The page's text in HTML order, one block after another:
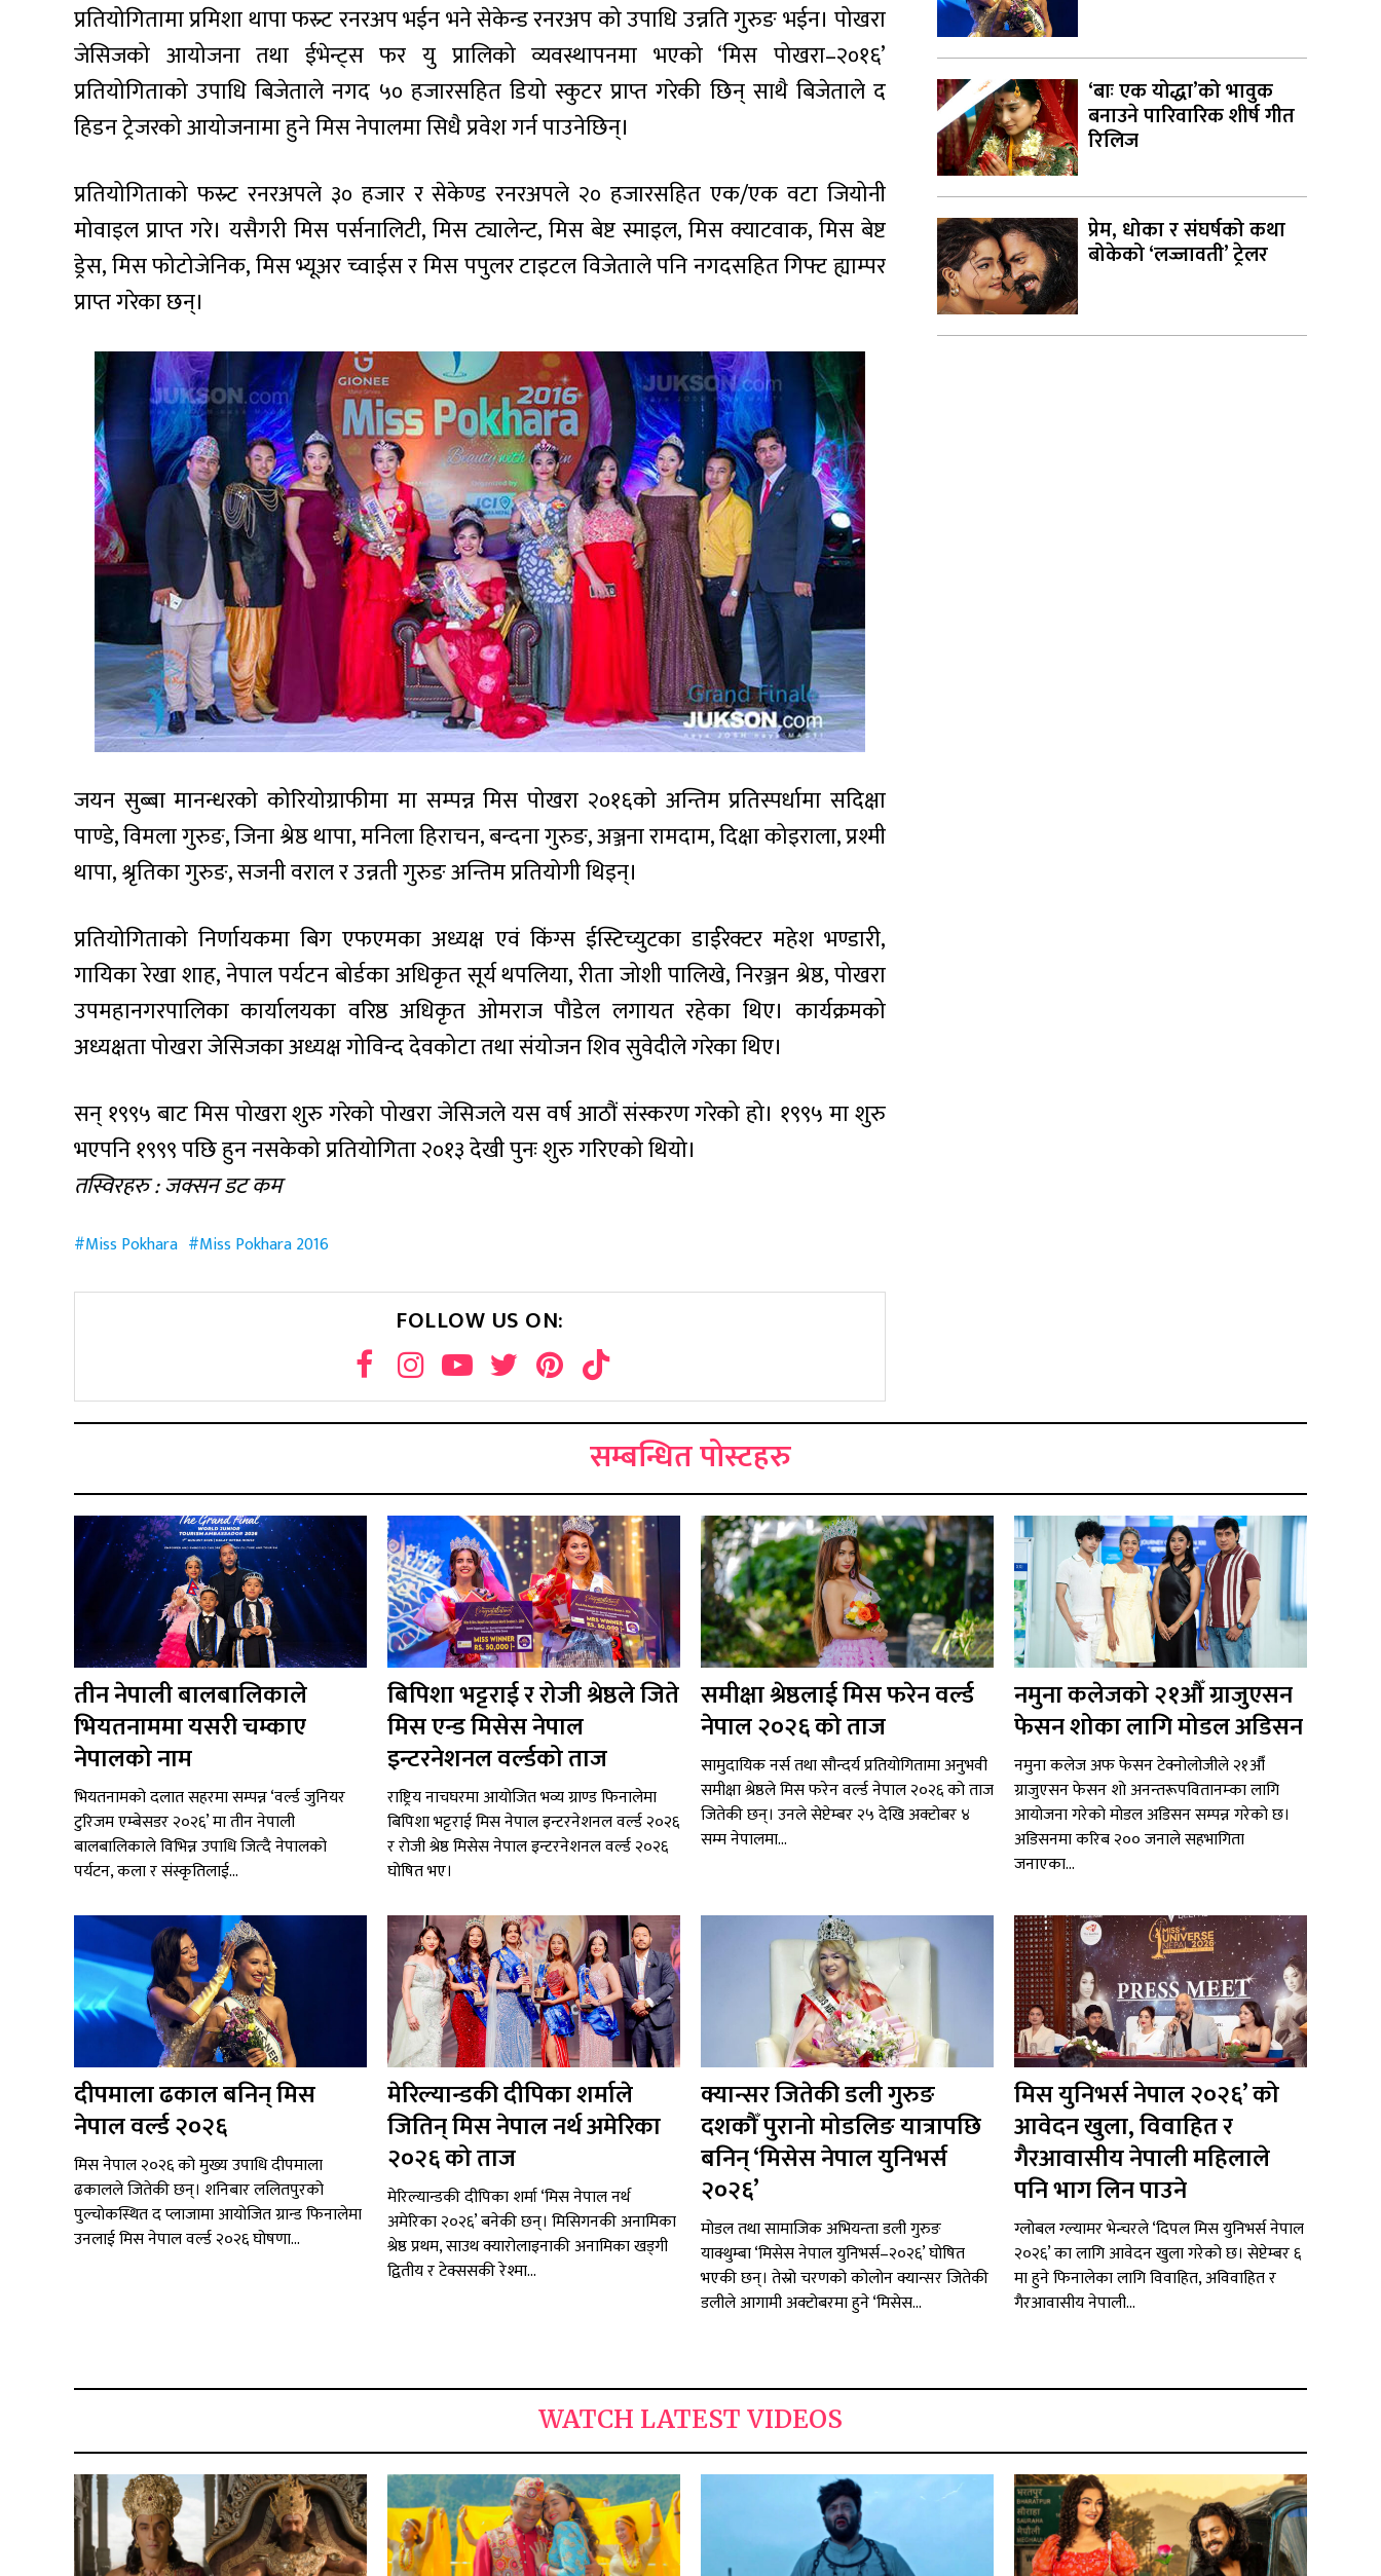
प्रतियोगितामा प्रमिशा थापा फस्र्ट रनरअप भईन भने सेकेन्ड रनरअप को उपाधि उन्नति गुरुङ भईन। पोखरा
जेसिजको आयोजना तथा ईभेन्ट्स फर यु प्रालिको व्यवस्थापनमा भएको ‘मिस पोखरा–२०१६’
प्रतियोगिताको उपाधि बिजेताले नगद ५० हजारसहित डियो स्कुटर प्राप्त गरेकी छिन् साथै बिजेताले द
हिडन ट्रेजरको आयोजनामा हुने मिस नेपालमा सिधै प्रवेश गर्न पाउनेछिन्।
प्रतियोगिताको फस्र्ट रनरअपले ३० हजार र सेकेण्ड रनरअपले २० हजारसहित एक/एक वटा जियोनी
मोवाइल प्राप्त गरे। यसैगरी मिस पर्सनालिटी, मिस ट्यालेन्ट, मिस बेष्ट स्माइल, मिस क्याटवाक, मिस बेष्ट
ड्रेस, मिस फोटोजेनिक, मिस भ्यूअर च्वाईस र मिस पपुलर टाइटल विजेताले पनि नगदसहित गिफ्ट ह्याम्पर
प्राप्त गरेका छन्।
जयन सुब्बा मानन्धरको कोरियोग्राफीमा मा सम्पन्न मिस पोखरा २०१६को अन्तिम प्रतिस्पर्धामा सदिक्षा
पाण्डे, विमला गुरुङ, जिना श्रेष्ठ थापा, मनिला हिराचन, बन्दना गुरुङ, अञ्जना रामदाम, दिक्षा कोइराला, प्रश्मी
थापा, श्रृतिका गुरुङ, सजनी वराल र उन्नती गुरुङ अन्तिम प्रतियोगी थिइन्।
प्रतियोगिताको निर्णायकमा बिग एफएमका अध्यक्ष एवं किंग्स ईस्टिच्युटका डाईरेक्टर महेश भण्डारी,
गायिका रेखा शाह, नेपाल पर्यटन बोर्डका अधिकृत सूर्य थपलिया, रीता जोशी पालिखे, निरञ्जन श्रेष्ठ, पोखरा
उपमहानगरपालिका कार्यालयका वरिष्ठ अधिकृत ओमराज पौडेल लगायत रहेका थिए। कार्यक्रमको
अध्यक्षता पोखरा जेसिजका अध्यक्ष गोविन्द देवकोटा तथा संयोजन शिव सुवेदीले गरेका थिए।
सन् १९९५ बाट मिस पोखरा शुरु गरेको पोखरा जेसिजले यस वर्ष आठौं संस्करण गरेको हो। १९९५ मा शुरु
भएपनि १९९९ पछि हुन नसकेको प्रतियोगिता २०१३ देखी पुनः शुरु गरिएको थियो।
तस्विरहरु : जक्सन डट कम
Miss Pokhara Miss Pokhara 2016
FOLLOW US ON:
‘बाः एक योद्धा’को भावुक
बनाउने पारिवारिक शीर्ष गीत
रिलिज
प्रेम, धोका र संघर्षको कथा
बोकेको ‘लज्जावती’ ट्रेलर
सम्बन्धित पोस्टहरु
तीन नेपाली बालबालिकाले
भियतनाममा यसरी चम्काए
नेपालको नाम
भियतनामको दलात सहरमा सम्पन्न ‘वर्ल्ड जुनियर
टुरिजम एम्बेसडर २०२६’ मा तीन नेपाली
बालबालिकाले विभिन्न उपाधि जित्दै नेपालको
पर्यटन, कला र संस्कृतिलाई...
बिपिशा भट्टराई र रोजी श्रेष्ठले जिते
मिस एन्ड मिसेस नेपाल
इन्टरनेशनल वर्ल्डको ताज
राष्ट्रिय नाचघरमा आयोजित भव्य ग्राण्ड फिनालेमा
बिपिशा भट्टराई मिस नेपाल इन्टरनेशनल वर्ल्ड २०२६
र रोजी श्रेष्ठ मिसेस नेपाल इन्टरनेशनल वर्ल्ड २०२६
घोषित भए।
समीक्षा श्रेष्ठलाई मिस फरेन वर्ल्ड
नेपाल २०२६ को ताज
सामुदायिक नर्स तथा सौन्दर्य प्रतियोगितामा अनुभवी
समीक्षा श्रेष्ठले मिस फरेन वर्ल्ड नेपाल २०२६ को ताज
जितेकी छन्। उनले सेप्टेम्बर २५ देखि अक्टोबर ४
सम्म नेपालमा...
नमुना कलेजको २१औँ ग्राजुएसन
फेसन शोका लागि मोडल अडिसन
नमुना कलेज अफ फेसन टेक्नोलोजीले २१औँ
ग्राजुएसन फेसन शो अनन्तरूपवितानम्का लागि
आयोजना गरेको मोडल अडिसन सम्पन्न गरेको छ।
अडिसनमा करिब २०० जनाले सहभागिता
जनाएका...
दीपमाला ढकाल बनिन् मिस
नेपाल वर्ल्ड २०२६
मिस नेपाल २०२६ को मुख्य उपाधि दीपमाला
ढकालले जितेकी छन्। शनिबार ललितपुरको
पुल्चोकस्थित द प्लाजामा आयोजित ग्रान्ड फिनालेमा
उनलाई मिस नेपाल वर्ल्ड २०२६ घोषणा...
मेरिल्यान्डकी दीपिका शर्माले
जितिन् मिस नेपाल नर्थ अमेरिका
२०२६ को ताज
मेरिल्यान्डकी दीपिका शर्मा ‘मिस नेपाल नर्थ
अमेरिका २०२६’ बनेकी छन्। मिसिगनकी अनामिका
श्रेष्ठ प्रथम, साउथ क्यारोलाइनाकी अनामिका खड्गी
द्वितीय र टेक्ससकी रेश्मा...
क्यान्सर जितेकी डली गुरुङ
दशकौँ पुरानो मोडलिङ यात्रापछि
बनिन् ‘मिसेस नेपाल युनिभर्स
२०२६’
मोडल तथा सामाजिक अभियन्ता डली गुरुङ
याक्थुम्बा ‘मिसेस नेपाल युनिभर्स–२०२६’ घोषित
भएकी छन्। तेस्रो चरणको कोलोन क्यान्सर जितेकी
डलीले आगामी अक्टोबरमा हुने ‘मिसेस...
मिस युनिभर्स नेपाल २०२६’ को
आवेदन खुला, विवाहित र
गैरआवासीय नेपाली महिलाले
पनि भाग लिन पाउने
ग्लोबल ग्ल्यामर भेन्चरले ‘दिपल मिस युनिभर्स नेपाल
२०२६’ का लागि आवेदन खुला गरेको छ। सेप्टेम्बर ६
मा हुने फिनालेका लागि विवाहित, अविवाहित र
गैरआवासीय नेपाली...
WATCH LATEST VIDEOS